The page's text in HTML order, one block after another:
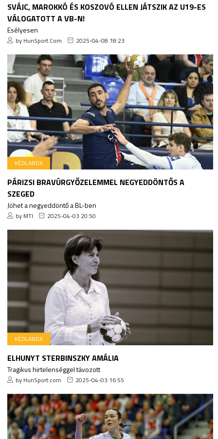
SVÁJC, MAROKKÓ ÉS KOSZOVÓ ELLEN JÁTSZIK AZ U19-ES
VÁLOGATOTT A VB-N!
Esélyesen
by HunSport.Com 2025-04-08 18:23
KÉZILABDA
PÁRIZSI BRAVÚRGYŐZELEMMEL NEGYEDDÖNTŐS A
SZEGED
Jöhet a negyeddöntő a BL-ben
by MTI 2025-04-03 20:50
KÉZILABDA
ELHUNYT STERBINSZKY AMÁLIA
Tragikus hirtelenséggel távozott
by HunSport.com 2025-04-03 16:55